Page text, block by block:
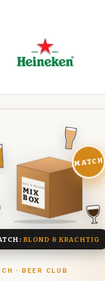
· BEER CLUB
DEZE MAAND
MIX
BOX
8 BIEREN
MATCH
BLOND & KRACHTIG